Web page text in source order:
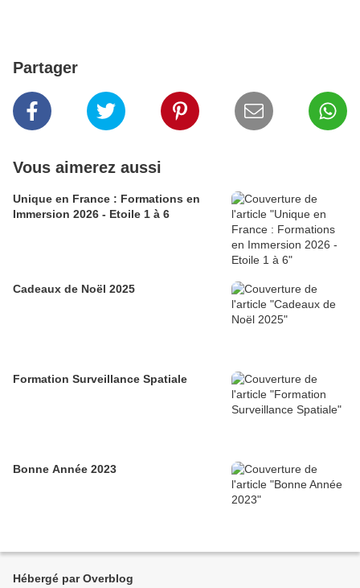
Partager
Vous aimerez aussi
Unique en France : Formations en
Immersion 2026 - Etoile 1 à 6
Cadeaux de Noël 2025
Formation Surveillance Spatiale
Bonne Année 2023
Hébergé par Overblog